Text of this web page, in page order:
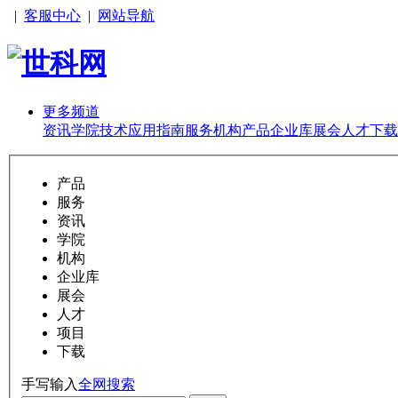
| 客服中心 | 网站导航
更多频道
资讯学院技术应用指南服务机构产品企业库展会 人才下载
产品
服务
资讯
学院
机构
企业库
展会
人才
项目
下载
手写输入全网搜索